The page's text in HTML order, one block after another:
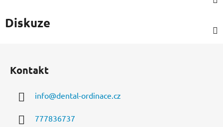
Diskuze
Kontakt
info@dental-ordinace.cz
777836737